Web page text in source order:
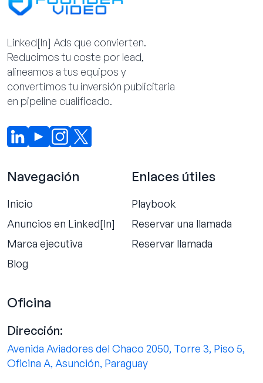
Linked[ln] Ads que convierten.
Reducimos tu coste por lead,
alineamos a tus equipos y
convertimos tu inversión publicitaria
en pipeline cualificado.
Navegación
Inicio
Anuncios en Linked[ln]
Marca ejecutiva
Blog
Enlaces útiles
Playbook
Reservar una llamada
Reservar llamada
Oficina
Dirección:
Avenida Aviadores del Chaco 2050, Torre 3, Piso 5,
Oficina A, Asunción, Paraguay